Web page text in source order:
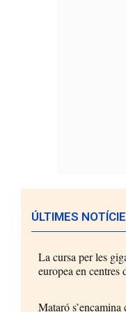
ÚLTIMES
La cursa per les
europea en centres
Mataró